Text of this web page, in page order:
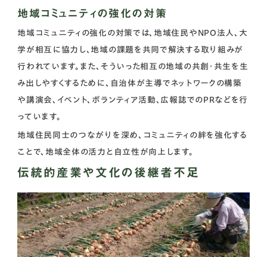
地域コミュニティの強化の対策
地域コミュニティの強化の対策では、地域住民やNPO法人、大
学が相互に協力し、地域の課題を共同で解決する取り組みが
行われています。また、そういった相互の地域の共創・共生を生
み出しやすくするために、自治体が主導でネットワークの構築
や講演会、イベント、ボランティア活動、広報誌でのPRなどを行
っています。
地域住民同士のつながりを深め、コミュニティの絆を強化する
ことで、地域全体の活力と自立性が向上します。
伝統的産業や文化の後継者不足